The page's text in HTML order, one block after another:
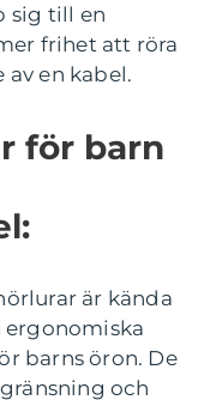
sig till en
frihet att röra
av en kabel.
för barn
är kända
barns öron. De
och